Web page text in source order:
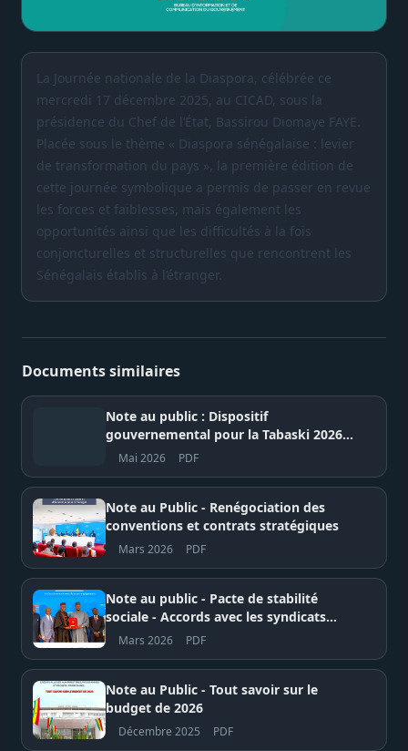
La Journée nationale de la Diaspora, célébrée ce
mercredi 17 décembre 2025, au CICAD, sous la
présidence du Chef de l’État, Bassirou Diomaye FAYE.
Placée sous le thème « Diaspora sénégalaise : levier
de transformation du pays », la première édition de
cette journée symbolique a permis de passer en revue
les forces et faiblesses, mais également les
opportunités ainsi que les difficultés à la fois
conjoncturelles et structurelles que rencontrent les
Sénégalais établis à l’étranger.
Documents similaires
Note au public : Dispositif
gouvernemental pour la Tabaski 2026
et le Pèlerinage marial de Popenguine –
Mai 2026 PDF
Note au Public - Renégociation des
conventions et contrats stratégiques
Mars 2026 PDF
Note au public - Pacte de stabilité
sociale - Accords avec les syndicats
sectoriels
Mars 2026 PDF
Note au Public - Tout savoir sur le
budget de 2026
Décembre 2025 PDF